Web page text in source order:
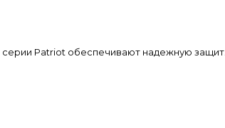
Patriot обеспечивают надежную защит..